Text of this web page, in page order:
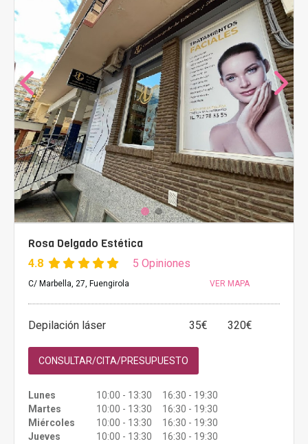
Rosa Delgado Estética
4.8 5 Opiniones
C/ Marbella, 27, Fuengirola VER MAPA
Depilación láser 35€ 320€
CONSULTAR/CITA/PRESUPUESTO
Lunes
10:00 - 13:30 16:30 - 19:30
Martes
10:00 - 13:30 16:30 - 19:30
Miércoles
10:00 - 13:30 16:30 - 19:30
Jueves
10:00 - 13:30 16:30 - 19:30